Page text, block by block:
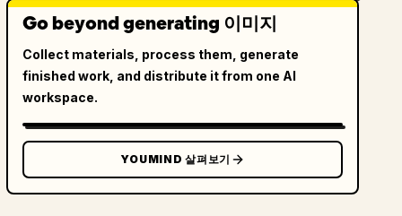
Go beyond generating 이미지
Collect materials, process them, generate
finished work, and distribute it from one AI
workspace.
YOUMIND 살펴보기